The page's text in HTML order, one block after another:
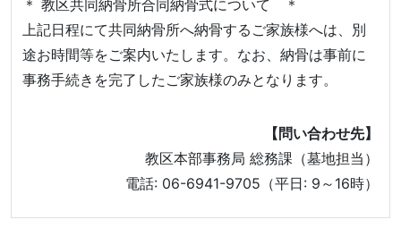
＊ 教区共同納骨所合同納骨式について ＊
上記日程にて共同納骨所へ納骨するご家族様へは、別
途お時間等をご案内いたします。なお、納骨は事前に
事務手続きを完了したご家族様のみとなります。
【問い合わせ先】
教区本部事務局 総務課（墓地担当）
電話: 06-6941-9705（平日: 9～16時）